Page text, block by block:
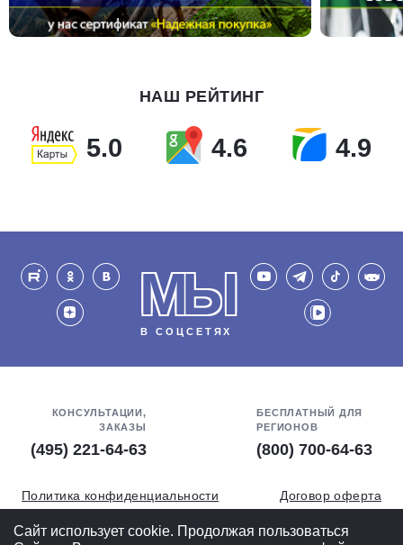
НАШ РЕЙТИНГ
5.0 4.6 4.9
МЫ
В СОЦСЕТЯХ
КОНСУЛЬТАЦИИ,
ЗАКАЗЫ
(495) 221-64-63
БЕСПЛАТНЫЙ ДЛЯ
РЕГИОНОВ
(800) 700-64-63
Политика конфиденциальности
Договор оферта
Обработка персональных данных
СОУТ
Сайт использует cookie. Продолжая пользоваться